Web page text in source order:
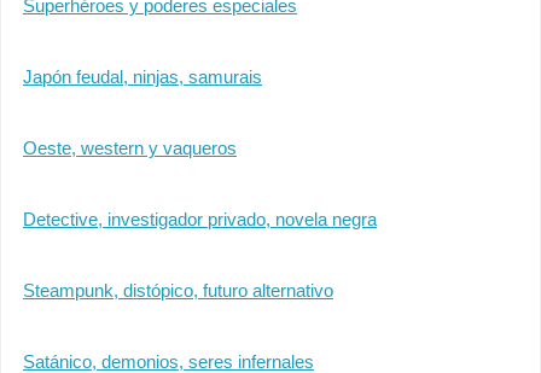
Superhéroes y poderes especiales
Japón feudal, ninjas, samurais
Oeste, western y vaqueros
Detective, investigador privado, novela negra
Steampunk, distópico, futuro alternativo
Satánico, demonios, seres infernales